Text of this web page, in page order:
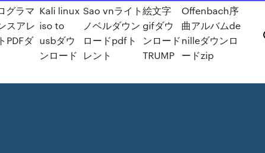
グラマ
スアレ
PDFダ
Kali linux
iso to
usbダウ
ンロード
Sao vnライト
ノベルダウン
ロードpdfト
レント
絵文字
gifダウ
ンロード
TRUMP
Offenbach序
曲アルバムde
nilleダウンロ
ードzip